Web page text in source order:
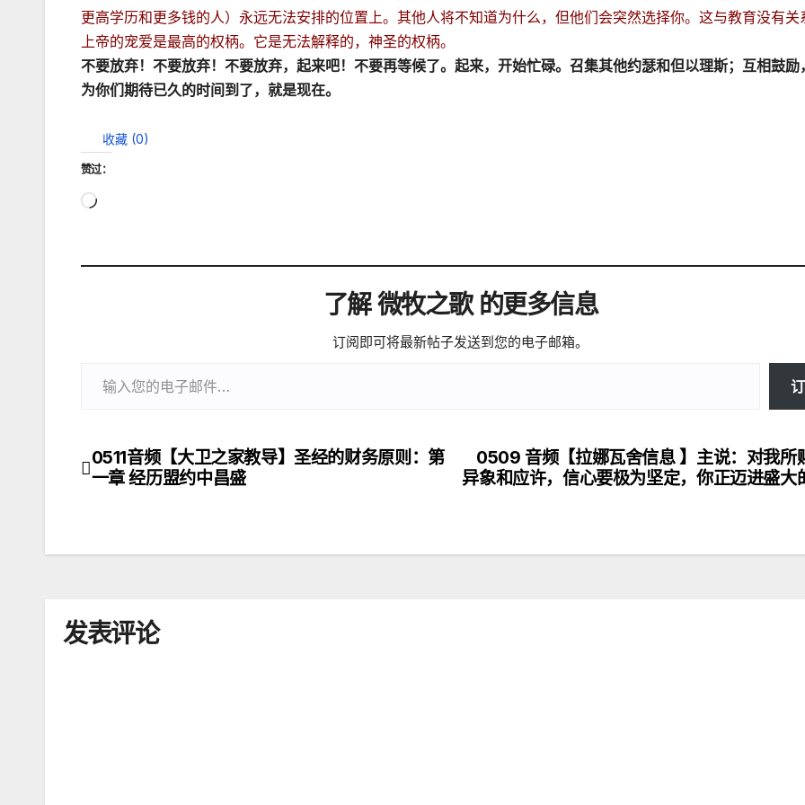
更高学历和更多钱的人）永远无法安排的位置上。其他人将不知道为什么，但他们会突然选择你。这与教育没有关
上帝的宠爱是最高的权柄。它是无法解释的，神圣的权柄。
不要放弃！不要放弃！不要放弃，起来吧！不要再等候了。起来，开始忙碌。召集其他约瑟和但以理斯；互相鼓励
为你们期待已久的时间到了，就是现在。
收藏 (0)
赞过：
正
载…
了解 微牧之歌 的更多信息
订阅即可将最新帖子发送到您的电子邮箱。
文
0509 音频【拉娜瓦舍信息 】主说：对我所
异象和应许，信心要极为坚定，你正迈进盛大
0511音频【大卫之家教导】圣经的财务原则：第
一章 经历盟约中昌盛
发表评论